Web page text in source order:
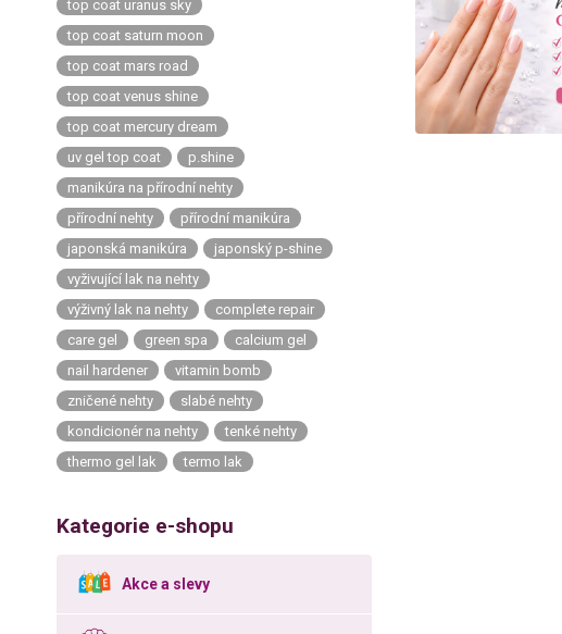
top coat uranus sky
top coat saturn moon
top coat mars road
top coat venus shine
top coat mercury dream
uv gel top coat
p.shine
manikúra na přírodní nehty
přírodní nehty
přírodní manikúra
japonská manikúra
japonský p-shine
vyživující lak na nehty
výživný lak na nehty
complete repair
care gel
green spa
calcium gel
nail hardener
vitamin bomb
zničené nehty
slabé nehty
kondicionér na nehty
tenké nehty
thermo gel lak
termo lak
Kategorie e-shopu
Akce a slevy